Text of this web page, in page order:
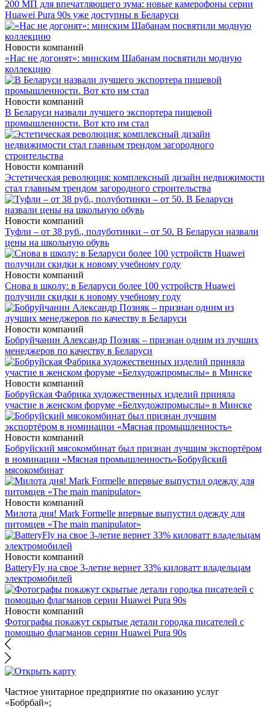
200 МП для впечатляющего зума: новые камерофоны серии
Huawei Pura 90s уже доступны в Беларуси
Новости компаний
«Нас не догонят»: минским Шабанам посвятили модную
коллекцию
Новости компаний
В Беларуси назвали лучшего экспортера пищевой
промышленности. Вот кто им стал
Новости компаний
Эстетическая революция: комплексный дизайн недвижимости
стал главным трендом загородного строительства
Новости компаний
Туфли – от 38 руб., полуботинки – от 50. В Беларуси назвали
цены на школьную обувь
Новости компаний
Снова в школу: в Беларуси более 100 устройств Huawei
получили скидки к новому учебному году
Новости компаний
Бобруйчанин Александр Позняк – признан одним из лучших
менеджеров по качеству в Беларуси
Новости компаний
Бобруйская Фабрика художественных изделий приняла
участие в женском форуме «Белхудожпромыслы» в Минске
Новости компаний
Бобруйский мясокомбинат был признан лучшим экспортёром
в номинации «Мясная промышленность»Бобруйский
мясокомбинат
Новости компаний
Милота дня! Mark Formelle впервые выпустил одежду для
питомцев «The main manipulator»
Новости компаний
BatteryFly на свое 3-летие вернет 33% киловатт владельцам
электромобилей
Новости компаний
Фотографы покажут скрытые детали городка писателей с
помощью флагманов серии Huawei Pura 90s
Частное унитарное предприятие по оказанию услуг
«Бобрбай»;